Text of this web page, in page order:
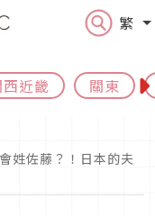
繁
西近畿 關東
姓佐藤？！日本的夫